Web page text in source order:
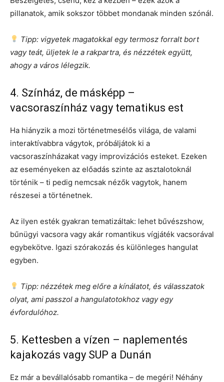
pillanatok, amik sokszor többet mondanak minden szónál.
Tipp: vigyetek magatokkal egy termosz forralt bort
vagy teát, üljetek le a rakpartra, és nézzétek együtt,
ahogy a város lélegzik.
4. Színház, de másképp –
vacsoraszínház vagy tematikus est
Ha hiányzik a mozi történetmesélős világa, de valami
interaktívabbra vágytok, próbáljátok ki a
vacsoraszínházakat vagy improvizációs esteket. Ezeken
az eseményeken az előadás szinte az asztalotoknál
történik – ti pedig nemcsak nézők vagytok, hanem
részesei a történetnek.
Az ilyen esték gyakran tematizáltak: lehet bűvészshow,
bűnügyi vacsora vagy akár romantikus vígjáték vacsorával
egybekötve. Igazi szórakozás és különleges hangulat
egyben.
Tipp: nézzétek meg előre a kínálatot, és válasszatok
olyat, ami passzol a hangulatotokhoz vagy egy
évfordulóhoz.
5. Kettesben a vízen – naplementés
kajakozás vagy SUP a Dunán
Ez már a bevállalósabb romantika – de megéri! Néhány